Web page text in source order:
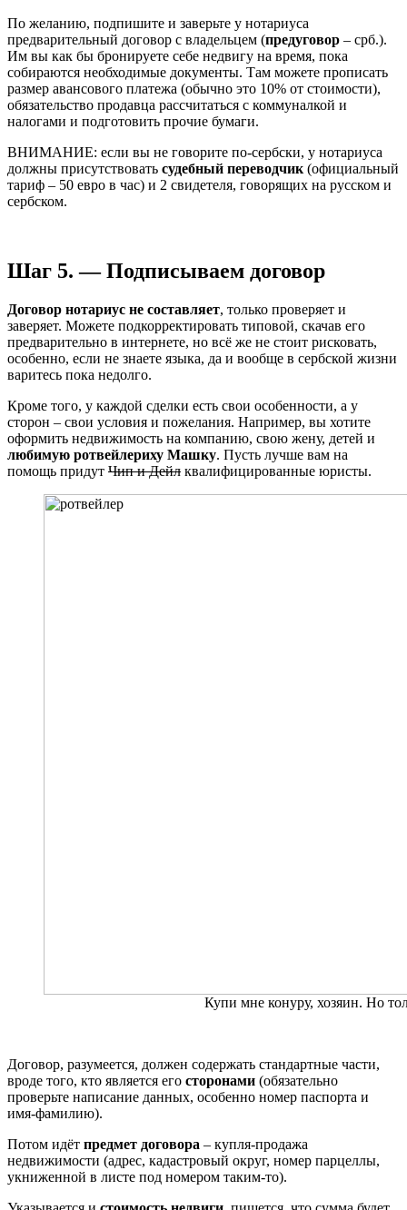
По желанию, подпишите и заверьте у нотариуса
предварительный договор с владельцем (предуговор – срб.).
Им вы как бы бронируете себе недвигу на время, пока
собираются необходимые документы. Там можете прописать
размер авансового платежа (обычно это 10% от стоимости),
обязательство продавца рассчитаться с коммуналкой и
налогами и подготовить прочие бумаги.
ВНИМАНИЕ: если вы не говорите по-сербски, у нотариуса
должны присутствовать судебный переводчик (официальный
тариф – 50 евро в час) и 2 свидетеля, говорящих на русском и
сербском.
Шаг 5. — Подписываем договор
Договор нотариус не составляет, только проверяет и
заверяет. Можете подкорректировать типовой, скачав его
предварительно в интернете, но всё же не стоит рисковать,
особенно, если не знаете языка, да и вообще в сербской жизни
варитесь пока недолго.
Кроме того, у каждой сделки есть свои особенности, а у
сторон – свои условия и пожелания. Например, вы хотите
оформить недвижимость на компанию, свою жену, детей и
любимую ротвейлериху Машку. Пусть лучше вам на
помощь придут Чип и Дейл квалифицированные юристы.
Купи мне конуру, хозяин. Но
Договор, разумеется, должен содержать стандартные части,
вроде того, кто является его сторонами (обязательно
проверьте написание данных, особенно номер паспорта и
имя-фамилию).
Потом идёт предмет договора – купля-продажа
недвижимости (адрес, кадастровый округ, номер парцеллы,
укниженной в листе под номером таким-то).